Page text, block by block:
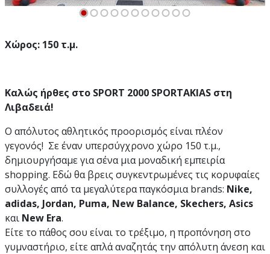
Χώρος: 150 τ.μ.
Καλώς ήρθες στο SPORT 2000 SPORTAKIAS στη
Λιβαδειά!
Ο απόλυτος αθλητικός προορισμός είναι πλέον
γεγονός! Σε έναν υπερσύγχρονο χώρο 150 τ.μ.,
δημιουργήσαμε για σένα μια μοναδική εμπειρία
shopping. Εδώ θα βρεις συγκεντρωμένες τις κορυφαίες
συλλογές από τα μεγαλύτερα παγκόσμια brands: Nike,
adidas, Jordan, Puma, New Balance, Skechers, Asics
και New Era.
Είτε το πάθος σου είναι το τρέξιμο, η προπόνηση στο
γυμναστήριο, είτε απλά αναζητάς την απόλυτη άνεση και